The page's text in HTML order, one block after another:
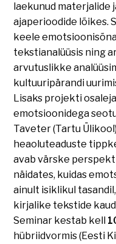
laekunud materjalide
ajaperioodide lõikes.
keele
tekstianalüüsis ning
arvutuslikke
kultuuripärandi
Lisaks projekti
emotsioonidega
Taveter (Tartu
heaoluteaduste
avab värske
näidates, kuidas
ainult isiklikul
kirjalike tekstide
Seminar kestab kell
hübriidvormis (Eesti